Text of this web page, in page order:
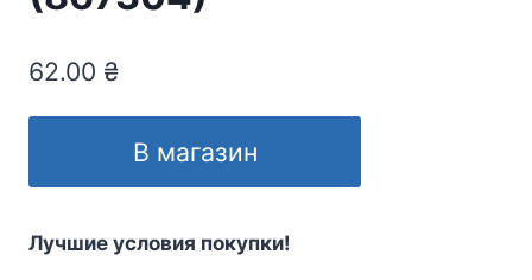
62.00 ₴
В магазин
Лучшие условия покупки!